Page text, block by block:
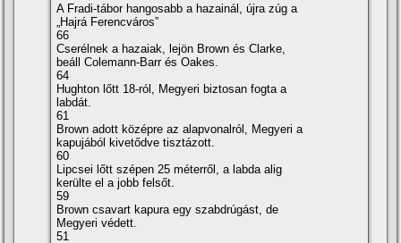
A Fradi-tábor hangosabb a hazainál, újra zúg a
„Hajrá Ferencváros”
66
Cserélnek a hazaiak, lejön Brown és Clarke,
beáll Colemann-Barr és Oakes.
64
Hughton lőtt 18-ról, Megyeri biztosan fogta a
labdát.
61
Brown adott középre az alapvonalról, Megyeri a
kapujából kivetődve tisztázott.
60
Lipcsei lőtt szépen 25 méterről, a labda alig
kerülte el a jobb felsőt.
59
Brown csavart kapura egy szabdrúgást, de
Megyeri védett.
51